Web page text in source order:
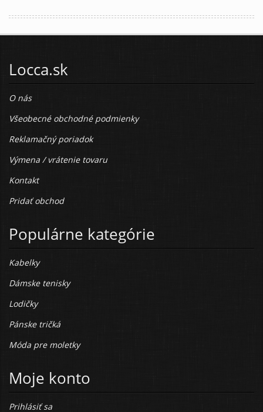
Locca.sk
O nás
Všeobecné obchodné podmienky
Reklamačný poriadok
Výmena / vrátenie tovaru
Kontakt
Pridať obchod
Populárne kategórie
Kabelky
Dámske tenisky
Lodičky
Pánske tričká
Móda pre moletky
Moje konto
Prihlásiť sa